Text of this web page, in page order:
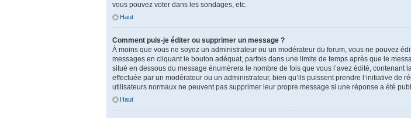
vous pouvez voter dans les sondages, etc.
Haut
Comment puis-je éditer ou supprimer un message ?
À moins que vous ne soyez un administrateur ou un modérateur du forum, vous ne pouvez
messages en cliquant le bouton adéquat, parfois dans une limite de temps après que le
situé en dessous du message énumèrera le nombre de fois que vous l’avez édité, contenant
effectuée par un modérateur ou un administrateur, bien qu’ils puissent prendre l’initiative
utilisateurs normaux ne peuvent pas supprimer leur propre message si une réponse a été
Haut